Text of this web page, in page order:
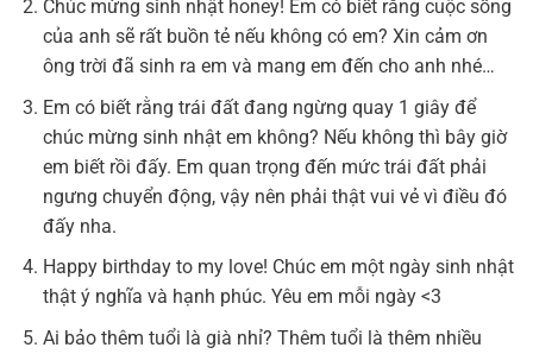
Chúc mừng sinh nhật honey! Em có biết rằng cuộc sống
của anh sẽ rất buồn tẻ nếu không có em? Xin cảm ơn
ông trời đã sinh ra em và mang em đến cho anh nhé…
Em có biết rằng trái đất đang ngừng quay 1 giây để
chúc mừng sinh nhật em không? Nếu không thì bây giờ
em biết rồi đấy. Em quan trọng đến mức trái đất phải
ngưng chuyển động, vậy nên phải thật vui vẻ vì điều đó
đấy nha.
Happy birthday to my love! Chúc em một ngày sinh nhật
thật ý nghĩa và hạnh phúc. Yêu em mỗi ngày <3
Ai bảo thêm tuổi là già nhỉ? Thêm tuổi là thêm nhiều